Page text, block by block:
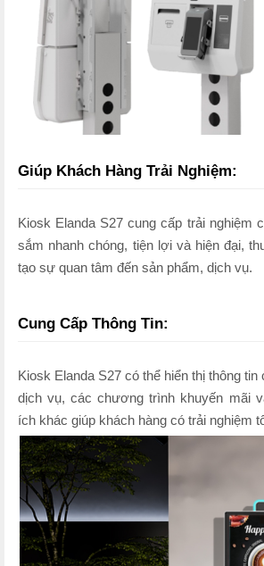
Giúp Khách Hàng Trải Nghiệm:
Kiosk Elanda S27 cung cấp trải nghiệm
sắm nhanh chóng, tiện lợi và hiện đại,
tạo sự quan tâm đến sản phẩm, dịch vụ.
Cung Cấp Thông Tin:
Kiosk Elanda S27 có thể hiển thị thông tin
dịch vụ, các chương trình khuyến mãi
ích khác giúp khách hàng có trải nghiệm